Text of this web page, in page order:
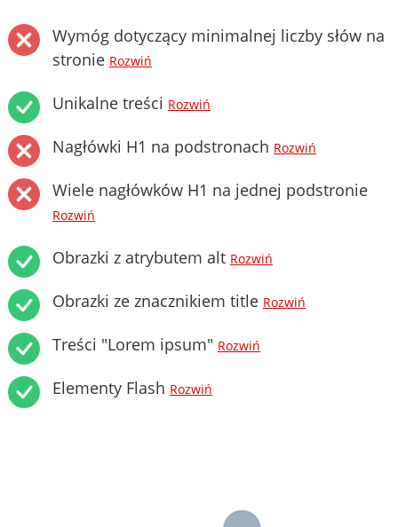
Wymóg dotyczący minimalnej liczby słów na
stronie Rozwiń
Unikalne treści Rozwiń
Nagłówki H1 na podstronach Rozwiń
Wiele nagłówków H1 na jednej podstronie
Rozwiń
Obrazki z atrybutem alt Rozwiń
Obrazki ze znacznikiem title Rozwiń
Treści "Lorem ipsum" Rozwiń
Elementy Flash Rozwiń